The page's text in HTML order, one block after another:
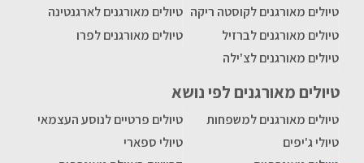
טיולים מאורגנים לקוסטה ריקה טיולים מאורגנים לארגנטינה
טיולים מאורגנים לברזיל
טיולים מאורגנים לפרו
טיולים מאורגנים לצ'ילה
טיולים מאורגנים לפי נושא
טיולים מאורגנים למשפחות
טיולים פרטיים לנוסע העצמאי
טיולי ג'יפים
טיולי ספארי